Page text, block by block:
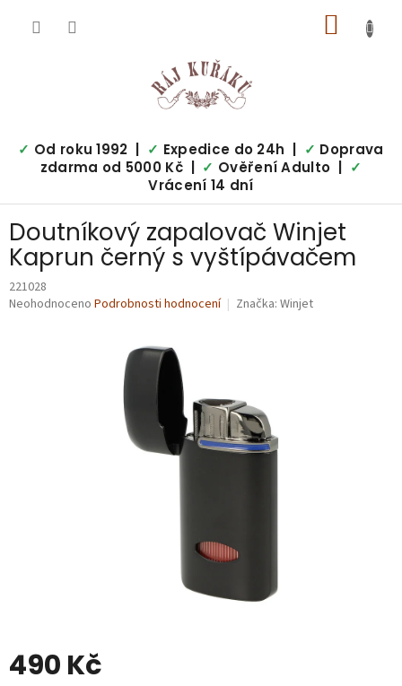
KOŠÍK
✓ Od roku 1992 | ✓ Expedice do 24h | ✓ Doprava
zdarma od 5000 Kč | ✓ Ověření Adulto |
✓
Vrácení 14 dní
Doutníkový zapalovač Winjet
Kaprun černý s vyštípávačem
221028
Průměrné
Neohodnoceno Podrobnosti hodnocení Značka: Winjet
490 Kč